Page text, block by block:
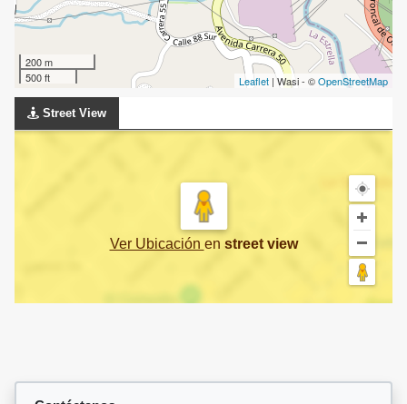
200 m
500 ft
Leaflet | Wasi - ©OpenStreetMap
Street View
Ver Ubicación en street view